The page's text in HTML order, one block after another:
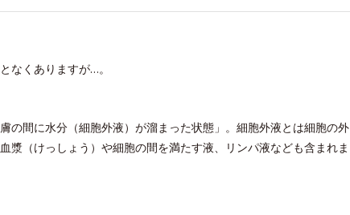
なくありますが…。
の間に水分（細胞外液）が溜まった状態」。細胞外液とは細胞の外
漿（けっしょう）や細胞の間を満たす液、リンパ液なども含まれま